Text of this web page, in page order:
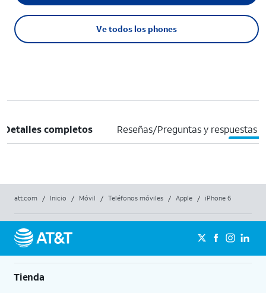
Ve todos los phones
Detalles completos Reseñas/Preguntas y respuestas
att.com / Inicio / Móvil / Teléfonos móviles / Apple / iPhone 6
Tienda